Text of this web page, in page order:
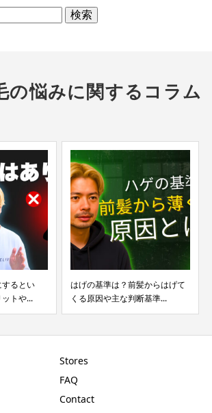
の悩みに関するコラム
るとい
トや...
はげの基準は？前髪からはげて
くる原因や主な判断基準...
Stores
FAQ
Contact